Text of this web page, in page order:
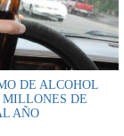
DE ALCOHOL
MILLONES DE
AÑO